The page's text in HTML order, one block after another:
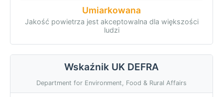
Umiarkowana
Jakość powietrza jest akceptowalna dla większości
ludzi
Wskaźnik UK DEFRA
Department for Environment, Food & Rural Affairs